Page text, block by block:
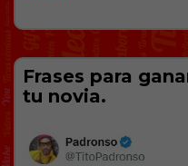
Frases para
tu novia.